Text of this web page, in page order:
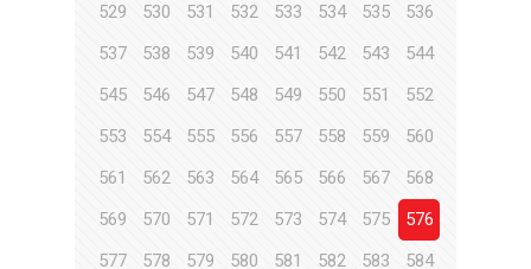
529
530 531 532 533 534 535
536
537
538 539 540 541 542 543
544
545
546 547 548 549 550 551
552
553
554 555 556 557 558 559
560
561
562 563 564 565 566 567
568
569
570 571 572 573 574 575
576
577
578 579 580 581 582 583
584